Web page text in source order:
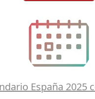
España 2025